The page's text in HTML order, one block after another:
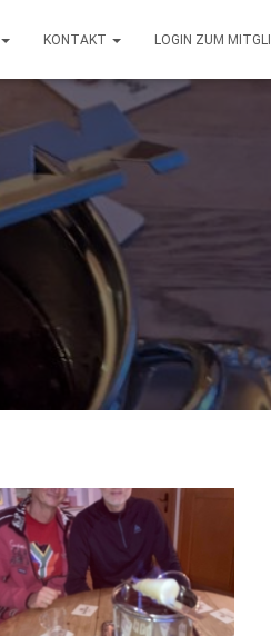
KONTAKT LOGIN ZUM